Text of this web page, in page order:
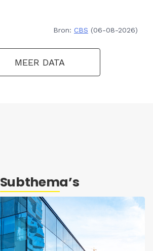
Bron: CBS (06-08-2026)
MEER DATA
Subthema’s